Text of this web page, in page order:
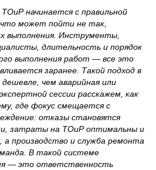
начинается с правильной
что может пойти не так,
выполнения. Инструменты,
длительность и порядок
выполнения работ — все это
заранее. Такой подход в
чем аварийная или
сессии расскажем, как
где фокус смещается с
отказы становятся
затраты на ТОиР оптимальны и
производство и служба ремонта
В такой системе
— это ответственность